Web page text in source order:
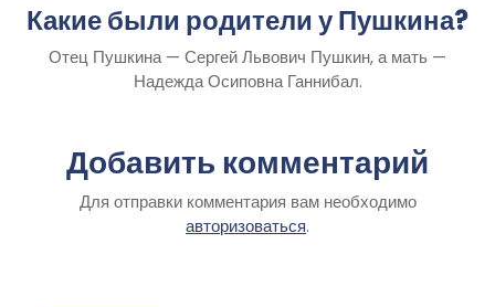
Какие были родители у Пушкина?
Отец Пушкина — Сергей Львович Пушкин, а мать —
Надежда Осиповна Ганнибал.
Добавить комментарий
Для отправки комментария вам необходимо
авторизоваться.